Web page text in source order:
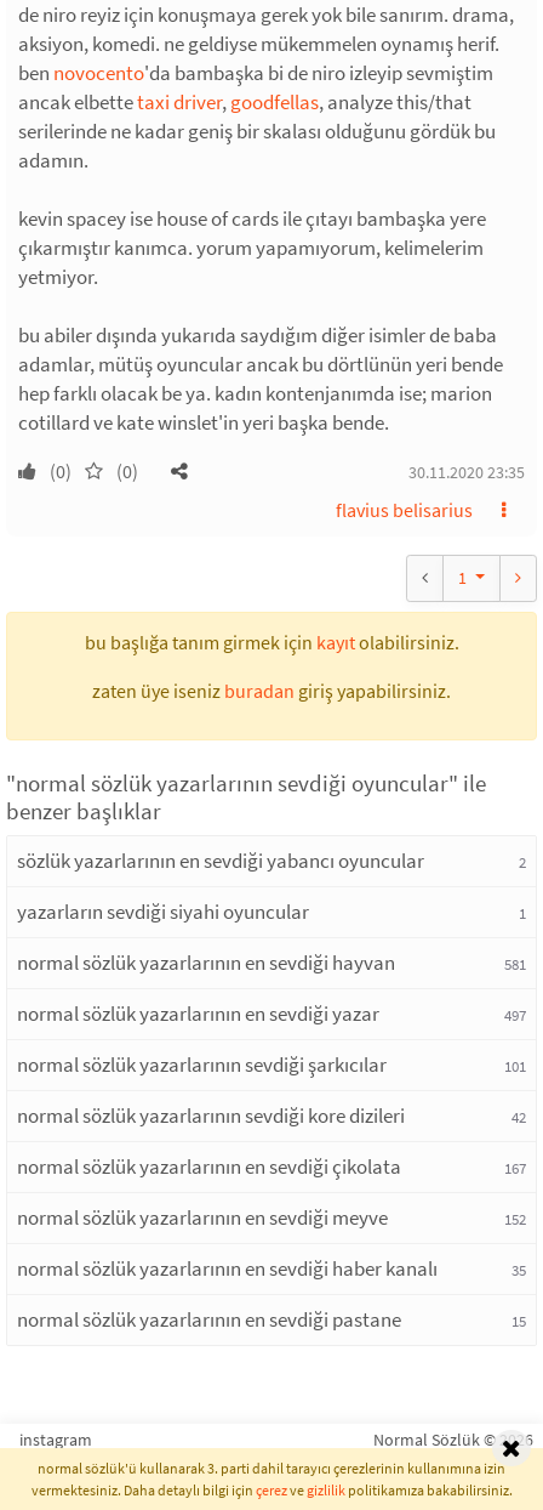
de niro reyiz için konuşmaya gerek yok bile sanırım. drama,
aksiyon, komedi. ne geldiyse mükemmelen oynamış herif.
ben novocento'da bambaşka bi de niro izleyip sevmiştim
ancak elbettetaxi driver,goodfellas, analyze this/that
serilerinde ne kadar geniş bir skalası olduğunu gördük bu
adamın.
kevin spacey ise house of cards ile çıtayı bambaşka yere
çıkarmıştır kanımca. yorum yapamıyorum, kelimelerim
yetmiyor.
bu abiler dışında yukarıda saydığım diğer isimler de baba
adamlar, mütüş oyuncular ancak bu dörtlünün yeri bende
hep farklı olacak be ya. kadın kontenjanımda ise; marion
cotillard ve kate winslet'in yeri başka bende.
(0) (0) 30.11.2020 23:35
flavius belisarius
1
bu başlığa tanım girmek için kayıtolabilirsiniz.
zaten üye iseniz buradan giriş yapabilirsiniz.
"normal sözlük yazarlarının sevdiği oyuncular" ile
benzer başlıklar
sözlük yazarlarının en sevdiği yabancı oyuncular 2
yazarların sevdiği siyahi oyuncular 1
normal sözlük yazarlarının en sevdiği hayvan 581
normal sözlük yazarlarının en sevdiği yazar 497
normal sözlük yazarlarının sevdiği şarkıcılar 101
normal sözlük yazarlarının sevdiği kore dizileri 42
normal sözlük yazarlarının en sevdiği çikolata 167
normal sözlük yazarlarının en sevdiği meyve 152
normal sözlük yazarlarının en sevdiği haber kanalı 35
normal sözlük yazarlarının en sevdiği pastane 15
instagram Normal Sözlük © 2026
normal sözlük'ü kullanarak 3. parti dahil tarayıcı çerezlerinin kullanımına izin
vermektesiniz. Daha detaylı bilgi için çerezvegizlilikpolitikamıza bakabilirsiniz.